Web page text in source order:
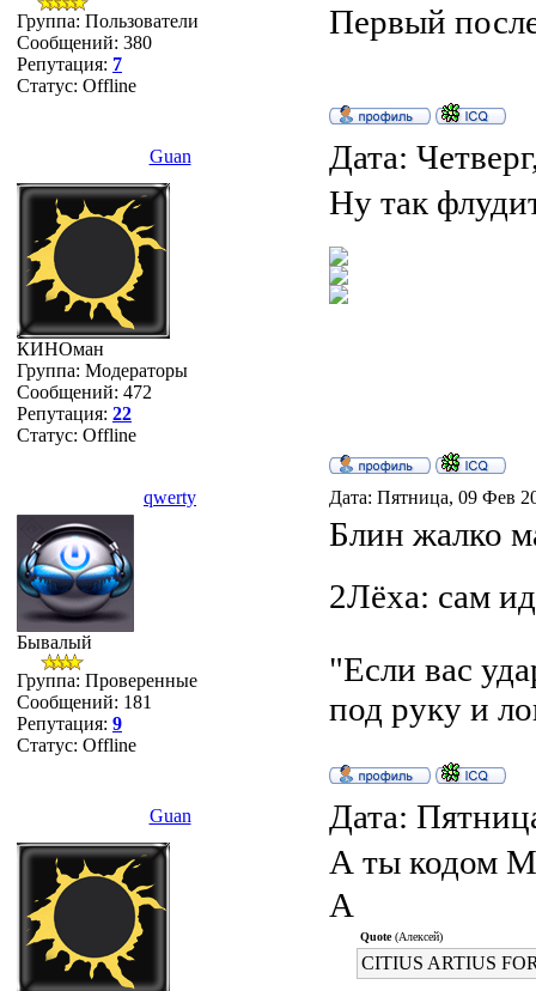
Группа: Пользователи
Сообщений: 380
Репутация: 7
Статус: Offline
Первый
Guan Дата:
КИНОман
Группа: Модераторы
Сообщений: 472
Репутация: 22
Статус: Offline
Ну так
qwerty Дата: Пятница, 09 Фев
Бывалый
Группа: Проверенные
Сообщений: 181
Репутация: 9
Статус: Offline
Блин жалко
2Лёха: сам
"Если вас
под руку и
Guan Дата:
А ты кодом
А
Quote(Алексей)
CITIUS ARTIUS